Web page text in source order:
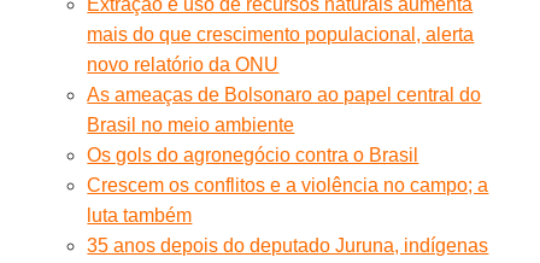
mais do que crescimento populacional, alerta
novo relatório da ONU
As ameaças de Bolsonaro ao papel central do
Brasil no meio ambiente
Os gols do agronegócio contra o Brasil
Crescem os conflitos e a violência no campo; a
luta também
35 anos depois do deputado Juruna, indígenas